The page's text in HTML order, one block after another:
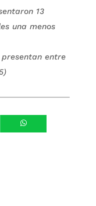
13
una menos
entre